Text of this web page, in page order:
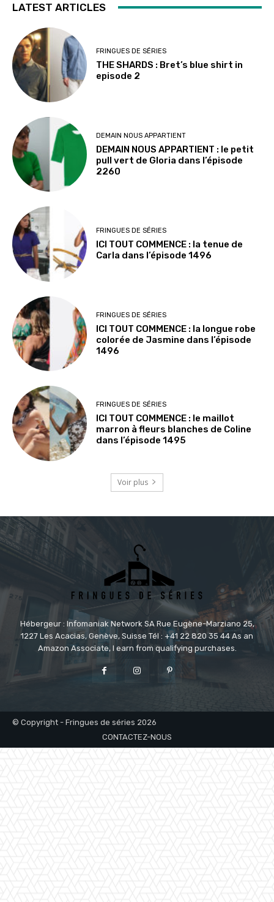
LATEST ARTICLES
FRINGUES DE SÉRIES
THE SHARDS : Bret’s blue shirt in
episode 2
DEMAIN NOUS APPARTIENT
DEMAIN NOUS APPARTIENT : le petit
pull vert de Gloria dans l’épisode
2260
FRINGUES DE SÉRIES
ICI TOUT COMMENCE : la tenue de
Carla dans l’épisode 1496
FRINGUES DE SÉRIES
ICI TOUT COMMENCE : la longue robe
colorée de Jasmine dans l’épisode
1496
FRINGUES DE SÉRIES
ICI TOUT COMMENCE : le maillot
marron à fleurs blanches de Coline
dans l’épisode 1495
Voir plus
Hébergeur : Infomaniak Network SA Rue Eugène-Marziano 25,
1227 Les Acacias, Genève, Suisse Tél : +41 22 820 35 44 As an
Amazon Associate, I earn from qualifying purchases.
© Copyright - Fringues de séries 2026
CONTACTEZ-NOUS